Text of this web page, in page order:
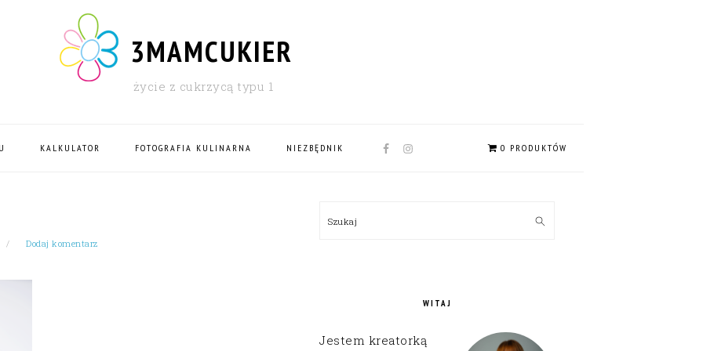
3MAMCUKIER
życie z cukrzycą typu 1
KALKULATOR FOTOGRAFIA KULINARNA NIEZBĘDNIK
NAV
0 PRODUKTÓW
Dodaj komentarz
SIDEBAR
Szukaj
WITAJ
Jestem kreatorką